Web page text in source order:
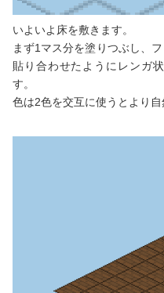
いよいよ床を敷きます。
まず1マス分を塗りつぶし、
貼り合わせたようにレンガ
す。
色は2色を交互に使うとより自